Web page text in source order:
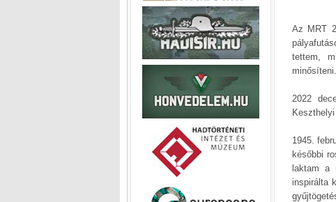
Az MRT
tettem,
minősíteni.
2022
1945.
későbbi
laktam a
inspirálta